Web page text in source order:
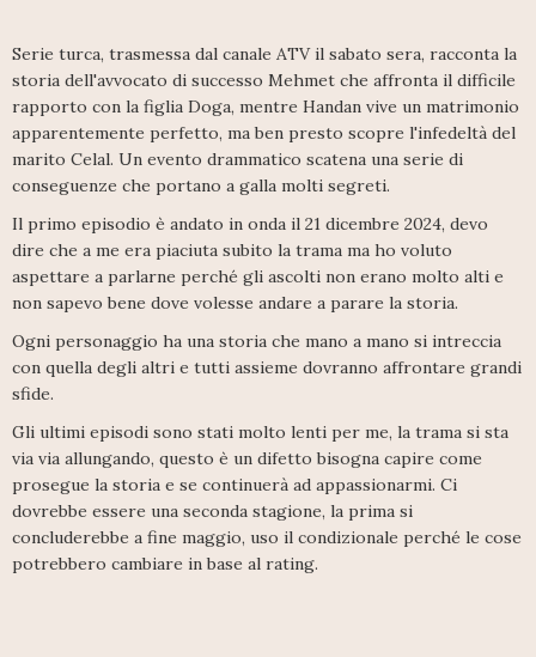
Serie turca, trasmessa dal canale ATV il sabato sera, racconta la
storia dell'avvocato di successo Mehmet che affronta il difficile
rapporto con la figlia Doga, mentre Handan vive un matrimonio
apparentemente perfetto, ma ben presto scopre l'infedeltà del
marito Celal. Un evento drammatico scatena una serie di
conseguenze che portano a galla molti segreti.
Il primo episodio è andato in onda il 21 dicembre 2024, devo
dire che a me era piaciuta subito la trama ma ho voluto
aspettare a parlarne perché gli ascolti non erano molto alti e
non sapevo bene dove volesse andare a parare la storia.
Ogni personaggio ha una storia che mano a mano si intreccia
con quella degli altri e tutti assieme dovranno affrontare grandi
sfide.
Gli ultimi episodi sono stati molto lenti per me, la trama si sta
via via allungando, questo è un difetto bisogna capire come
prosegue la storia e se continuerà ad appassionarmi. Ci
dovrebbe essere una seconda stagione, la prima si
concluderebbe a fine maggio, uso il condizionale perché le cose
potrebbero cambiare in base al rating.